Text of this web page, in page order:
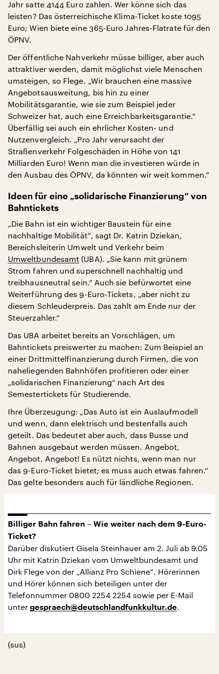
Jahr satte 4144 Euro zahlen. Wer könne sich das
leisten? Das österreichische Klima-Ticket koste 1095
Euro; Wien biete eine 365-Euro Jahres-Flatrate für den
ÖPNV.
Der öffentliche Nahverkehr müsse billiger, aber auch
attraktiver werden, damit möglichst viele Menschen
umsteigen, so Flege. „Wir brauchen eine massive
Angebotsausweitung, bis hin zu einer
Mobilitätsgarantie, wie sie zum Beispiel jeder
Schweizer hat, auch eine Erreichbarkeitsgarantie.“
Überfällig sei auch ein ehrlicher Kosten- und
Nutzenvergleich. „Pro Jahr verursacht der
Straßenverkehr Folgeschäden in Höhe von 141
Milliarden Euro! Wenn man die investieren würde in
den Ausbau des ÖPNV, da könnten wir weit kommen.“
Ideen für eine „solidarische Finanzierung“ von
Bahntickets
„Die Bahn ist ein wichtiger Baustein für eine
nachhaltige Mobilität“, sagt Dr. Katrin Dziekan,
Bereichsleiterin Umwelt und Verkehr beim
Umweltbundesamt (UBA). „Sie kann mit grünem
Strom fahren und superschnell nachhaltig und
treibhausneutral sein.“ Auch sie befürwortet eine
Weiterführung des 9-Euro-Tickets, „aber nicht zu
diesem Schleuderpreis. Das zahlt am Ende nur der
Steuerzahler.“
Das UBA arbeitet bereits an Vorschlägen, um
Bahntickets preiswerter zu machen: Zum Beispiel an
einer Drittmittelfinanzierung durch Firmen, die von
naheliegenden Bahnhöfen profitieren oder einer
„solidarischen Finanzierung“ nach Art des
Semestertickets für Studierende.
Ihre Überzeugung: „Das Auto ist ein Auslaufmodell
und wenn, dann elektrisch und bestenfalls auch
geteilt. Das bedeutet aber auch, dass Busse und
Bahnen ausgebaut werden müssen. Angebot,
Angebot, Angebot! Es nützt nichts, wenn man nur
das 9-Euro-Ticket bietet; es muss auch etwas fahren.“
Das gelte besonders auch für ländliche Regionen.
Billiger Bahn fahren – Wie weiter nach dem 9-Euro-
Ticket?
Darüber diskutiert Gisela Steinhauer am 2. Juli ab 9.05
Uhr mit Katrin Dziekan vom Umweltbundesamt und
Dirk Flege von der „Allianz Pro Schiene“. Hörerinnen
und Hörer können sich beteiligen unter der
Telefonnummer 0800 2254 2254 sowie per E-Mail
unter gespraech@deutschlandfunkkultur.de.
(sus)